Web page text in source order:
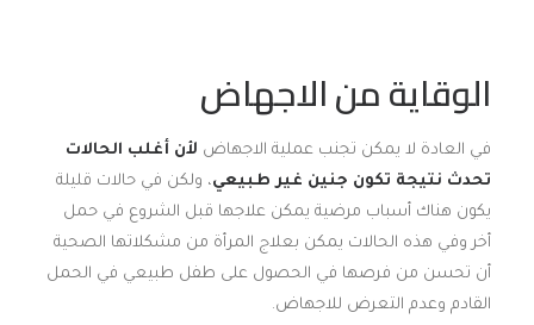
الوقاية من الاجهاض
في العادة لا يمكن تجنب عملية الاجهاض لأن أغلب الحالات
تحدث نتيجة تكون جنين غير طبيعي، ولكن في حالات قليلة
يكون هناك أسباب مرضية يمكن علاجها قبل الشروع في حمل
أخر وفي هذه الحالات يمكن بعلاج المرأة من مشكلاتها الصحية
أن تحسن من فرصها في الحصول على طفل طبيعي في الحمل
القادم وعدم التعرض للاجهاض.